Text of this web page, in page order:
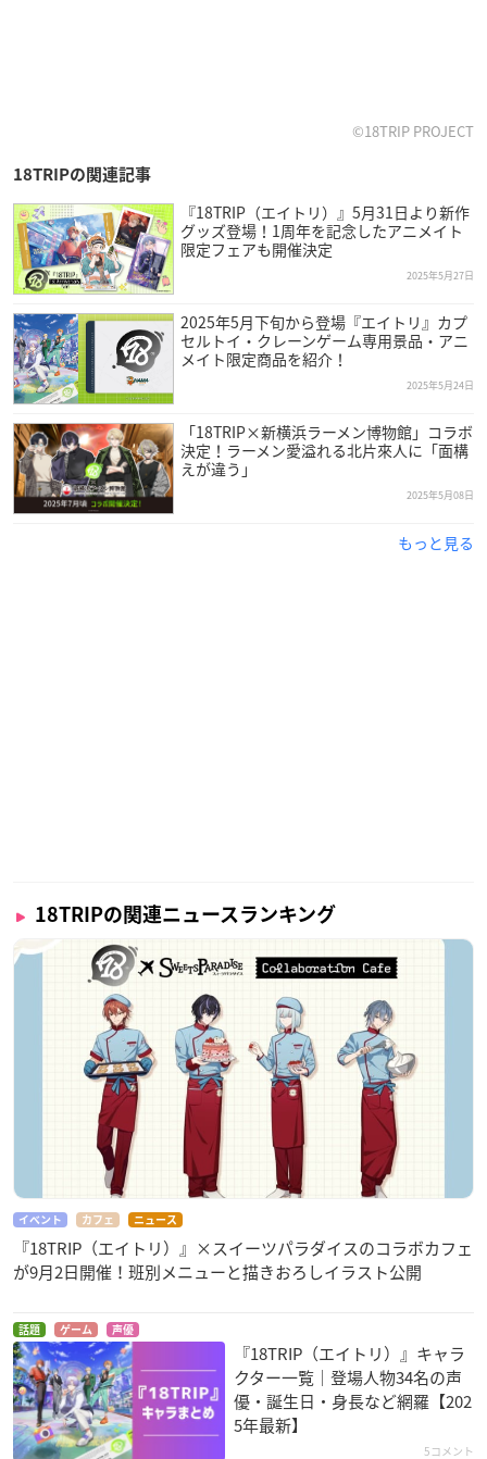
©18TRIP PROJECT
18TRIPの関連記事
『18TRIP（エイトリ）』5月31日より新作
グッズ登場！1周年を記念したアニメイト
限定フェアも開催決定
2025年5月27日
2025年5月下旬から登場『エイトリ』カプ
セルトイ・クレーンゲーム専用景品・アニ
メイト限定商品を紹介！
2025年5月24日
「18TRIP×新横浜ラーメン博物館」コラボ
決定！ラーメン愛溢れる北片來人に「面構
えが違う」
2025年5月08日
もっと見る
18TRIPの関連ニュースランキング
イベント カフェ ニュース
『18TRIP（エイトリ）』×スイーツパラダイスのコラボカフェ
が9月2日開催！班別メニューと描きおろしイラスト公開
話題 ゲーム 声優
『18TRIP（エイトリ）』キャラ
クター一覧｜登場人物34名の声
優・誕生日・身長など網羅【202
5年最新】
5コメント